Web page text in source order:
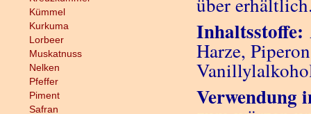
Kümmel
Kurkuma
Lorbeer
Muskatnuss
Nelken
Pfeffer
Piment
Safran
Inhaltsstoffe:
Harze,
Verwendung